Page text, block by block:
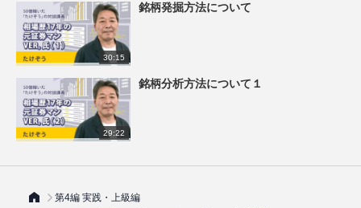
30:15
銘柄発掘方法について
29:22
銘柄分析方法について１
第4編 実践・上級編